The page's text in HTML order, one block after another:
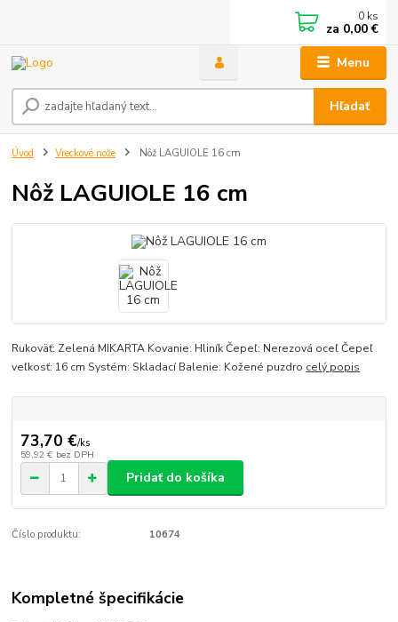
Menu
Hľadať
0 ks
za 0,00 €
Úvod Vreckové nože Nôž LAGUIOLE 16 cm
Nôž LAGUIOLE 16 cm
Rukoväť: Zelená MIKARTA Kovanie: Hliník Čepeľ: Nerezová oceľ Čepeľ
veľkosť: 16 cm Systém: Skladací Balenie: Kožené puzdro celý popis
73,70 €/ks
59,92 € bez DPH
Pridať do košíka
Číslo produktu: 10674
Kompletné špecifikácie